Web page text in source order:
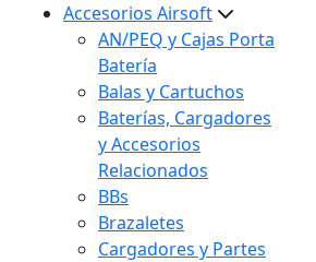
Accesorios Airsoft
AN/PEQ y Cajas Porta
Batería
Balas y Cartuchos
Baterías, Cargadores
y Accesorios
Relacionados
BBs
Brazaletes
Cargadores y Partes